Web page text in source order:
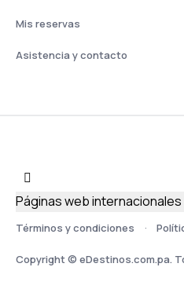
Mis reservas
Asistencia y contacto
Términos y condiciones
Copyright © eDestinos.com.pa.
Páginas web internacionales